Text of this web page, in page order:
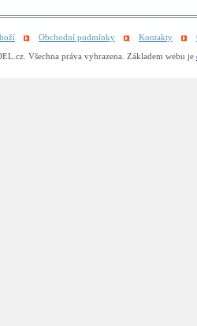
Obchodní podmínky Kontakty
Všechna práva vyhrazena. Základem webu je